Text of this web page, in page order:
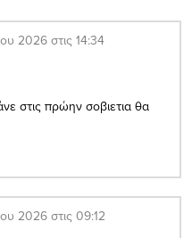
2026 στις 14:34
στις πρώην σοβιετια θα
2026 στις 09:12